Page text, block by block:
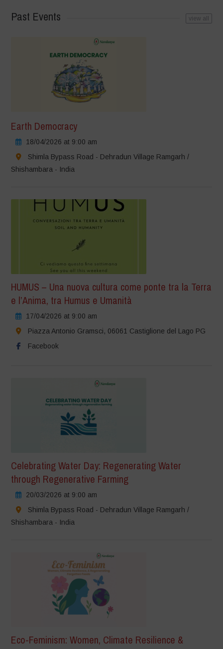
Past Events view all
Earth Democracy
18/04/2026 at 9:00 am
Shimla Bypass Road - Dehradun Village Ramgarh /
Shishambara - India
HUMUS – Una nuova cultura come ponte tra la Terra
e l’Anima, tra Humus e Umanità
17/04/2026 at 9:00 am
Piazza Antonio Gramsci, 06061 Castiglione del Lago PG
Facebook
Celebrating Water Day: Regenerating Water
through Regenerative Farming
20/03/2026 at 9:00 am
Shimla Bypass Road - Dehradun Village Ramgarh /
Shishambara - India
Eco-Feminism: Women, Climate Resilience &